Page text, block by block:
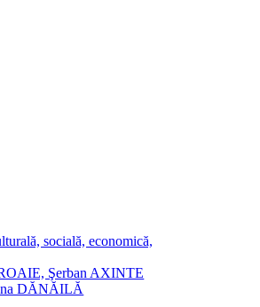
socială, economică,
Şerban AXINTE
DĂNĂILĂ